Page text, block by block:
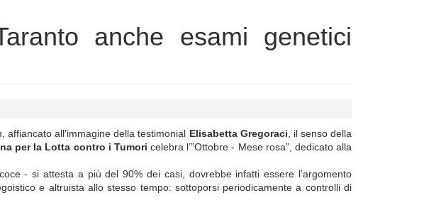
anche esami genetici
all’immagine della testimonial Elisabetta Gregoraci, il senso della
per la Lotta contro i Tumori celebra l’”Ottobre - Mese rosa”, dedicato alla
- si attesta a più del 90% dei casi, dovrebbe infatti essere l’argomento
e altruista allo stesso tempo: sottoporsi periodicamente a controlli di